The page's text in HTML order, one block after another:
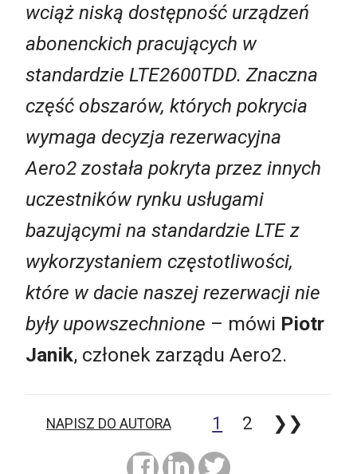
wciąż niską dostępność urządzeń
abonenckich pracujących w
standardzie LTE2600TDD. Znaczna
część obszarów, których pokrycia
wymaga decyzja rezerwacyjna
Aero2 została pokryta przez innych
uczestników rynku usługami
bazującymi na standardzie LTE z
wykorzystaniem częstotliwości,
które w dacie naszej rezerwacji nie
były upowszechnione – mówi Piotr
Janik, członek zarządu Aero2.
NAPISZ DO AUTORA 1 2 ❯❯